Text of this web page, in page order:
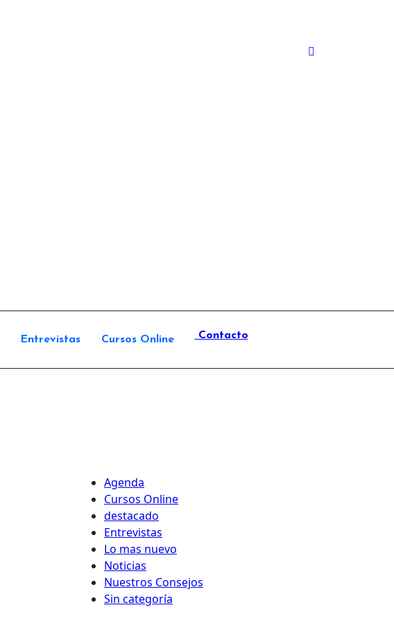
Entrevistas Cursos Online Contacto
Agenda
Cursos Online
destacado
Entrevistas
Lo mas nuevo
Noticias
Nuestros Consejos
Sin categoría